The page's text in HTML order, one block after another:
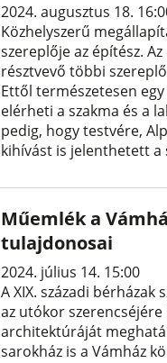
2024. augusztus 18.
Közhelyszerű
szereplője az építész.
résztvevő többi
Ettől természetesen
elérheti a szakma és a
pedig, hogy testvére,
kihívást is jelenthetett a
Műemlék a
tulajdonosai
2024. július 14. 15:00
A XIX. századi
az utókor szerencséjére
architektúráját
sarokház is a Vámház